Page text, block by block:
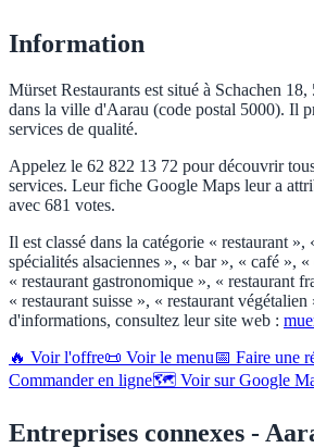
Information
Mürset Restaurants est situé à Schachen
dans la ville d'Aarau (code postal 5000). Il
services de qualité.
Appelez le 62 822 13 72 pour découvrir
services. Leur fiche Google Maps leur a
avec 681 votes.
Il est classé dans la catégorie « restaurant »,
spécialités alsaciennes », « bar », « café »,
« restaurant gastronomique », « restaurant
« restaurant suisse », « restaurant
d'informations, consultez leur site web :
🔥 Voir l'offre📜 Voir le menu📅 Faire une
Commander en ligne🗺️ Voir sur Google
Entreprises connexes -